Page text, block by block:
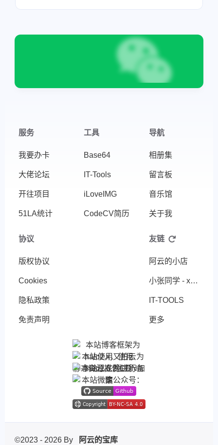
微信
服务
我要办卡
大佬论坛
开往项目
51LA统计
工具
Base64
IT-Tools
iLoveIMG
CodeCV简历
导航
相册集
留言板
音乐馆
关于我
协议
版权协议
Cookies
隐私政策
免责声明
友链
阿云的小店
小张同学 - xiaozhangStu
IT-TOOLS
更多
©2023 - 2026 By 阿云的宝库